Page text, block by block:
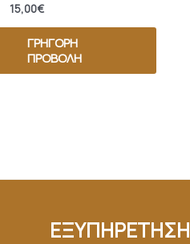
15,00€
ΓΡΉΓΟΡΗ
ΠΡΟΒΟΛΉ
ΕΞΥΠΗΡΕΤΗΣΗ